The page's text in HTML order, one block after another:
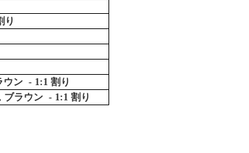
り
ウン - 1:1 割り
ラウン - 1:1 割り